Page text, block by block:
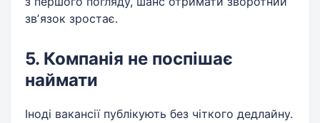
звʼязок зростає.
5. Компанія не поспішає
наймати
Іноді вакансії публікують без чіткого дедлайну.